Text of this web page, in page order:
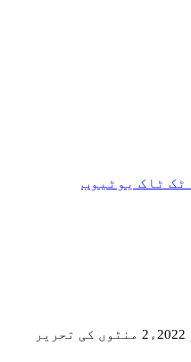
ٹک ٹاک یوٹیوب
2 منٹوں کی تحریر